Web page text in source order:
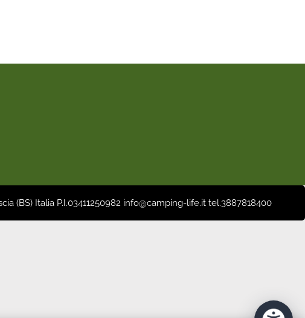
(BS) Italia P.I.03411250982 info@camping-life.it tel.3887818400